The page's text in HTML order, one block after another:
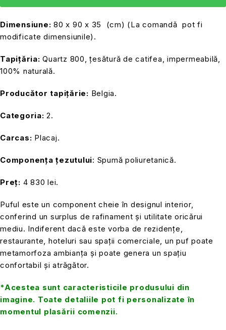
Dimensiune: 80 x 90 x 35 (cm) (La comandă pot fi
modificate dimensiunile).
Tapițăria: Quartz 800, țesătură de catifea, impermeabilă,
100% naturală.
Producător tapițărie: Belgia.
Categoria: 2.
Carcas: Placaj.
Componența țezutului: Spumă poliuretanică.
Preț: 4 830 lei.
Puful este un component cheie în designul interior,
conferind un surplus de rafinament și utilitate oricărui
mediu. Indiferent dacă este vorba de rezidențe,
restaurante, hoteluri sau spații comerciale, un puf poate
metamorfoza ambianța și poate genera un spațiu
confortabil și atrăgător.
*Acestea sunt caracteristicile produsului din
imagine. Toate detaliile pot fi personalizate în
momentul plasării comenzii.